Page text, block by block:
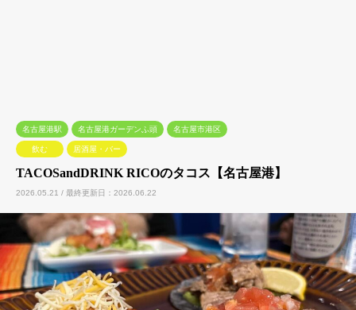
名古屋港駅 名古屋港ガーデンふ頭 名古屋市港区
飲む 居酒屋・バー
TACOSandDRINK RICOのタコス【名古屋港】
2026.05.21 / 最終更新日：2026.06.22